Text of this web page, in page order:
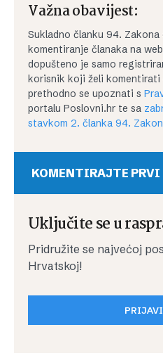
Važna obavijest:
Sukladno članku 94.
komentiranje članaka na
dopušteno je samo
korisnik koji želi komentirati
prethodno se upoznati s
portalu Poslovni.hr te sa
stavkom 2. članka 94.
KOMENTIRAJTE PRVI
Uključite se u
Pridružite se najvećoj
Hrvatskoj!